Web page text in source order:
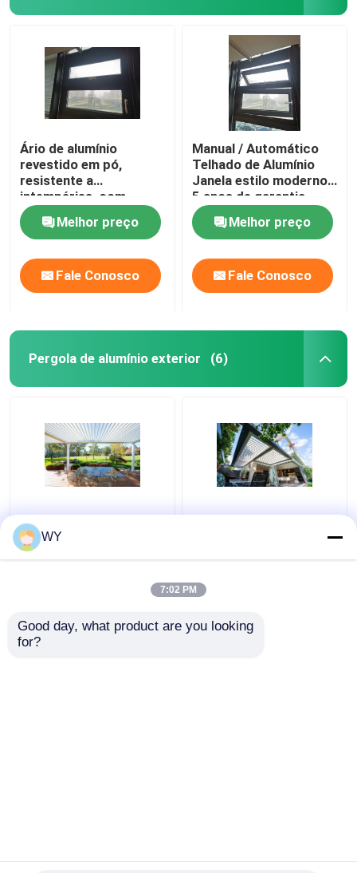
Ário de alumínio
revestido em pó,
resistente a
intempéries, com
insectos e proteção
solar Melhor preço
Fale Conosco
Manual / Automático
Telhado de Alumínio
Janela estilo moderno
5 anos de garantia
Melhor preço
Fale Conosco
Pergola de alumínio exterior (6)
Revestimento em pó de
pergola de alumínio
exterior de tamanho
Pergola de alumínio
WY
7:02 PM
Good day, what product are you looking
for?